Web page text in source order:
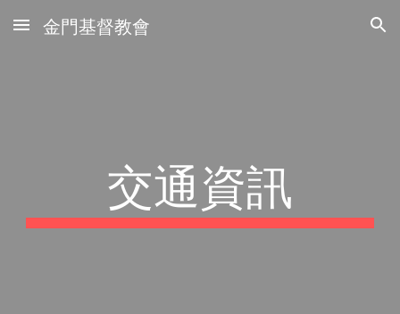
Skip to main content Skip to navigation
金門基督教會
交通資訊